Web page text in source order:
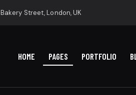
Street, London, UK
HOME PAGES PORTFOLIO